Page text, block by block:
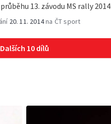
13. závodu MS rally 2014
20. 11. 2014na ČT sport
Dalších 10 dílů